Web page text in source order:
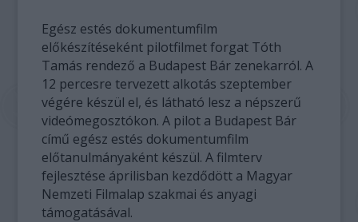
Egész estés dokumentumfilm
előkészítéseként pilotfilmet forgat Tóth
Tamás rendező a Budapest Bár zenekarról. A
12 percesre tervezett alkotás szeptember
végére készül el, és látható lesz a népszerű
videómegosztókon. A pilot a Budapest Bár
című egész estés dokumentumfilm
előtanulmányaként készül. A filmterv
fejlesztése áprilisban kezdődött a Magyar
Nemzeti Filmalap szakmai és anyagi
támogatásával.